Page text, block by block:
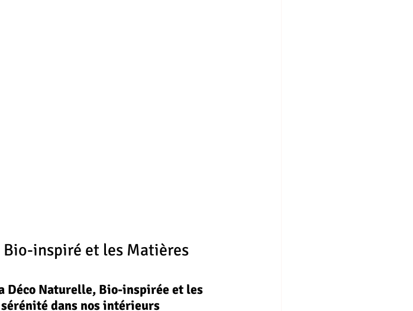
Bio-inspiré et les Matières
Déco Naturelle, Bio-inspirée et les
dans nos intérieurs